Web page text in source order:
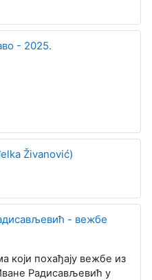
- 2025.
Živanović)
- вежбе
који похађају вежбе из
Радисављевић у